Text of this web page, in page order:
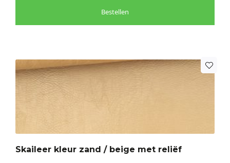
Bestellen
Skaileer kleur zand / beige met reliëf